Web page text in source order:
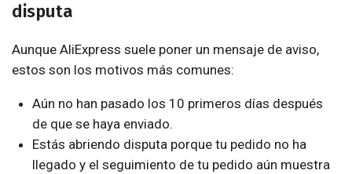
disputa
Aunque AliExpress suele poner un mensaje de aviso,
estos son los motivos más comunes:
Aún no han pasado los 10 primeros días después
de que se haya enviado.
Estás abriendo disputa porque tu pedido no ha
llegado y el seguimiento de tu pedido aún muestra